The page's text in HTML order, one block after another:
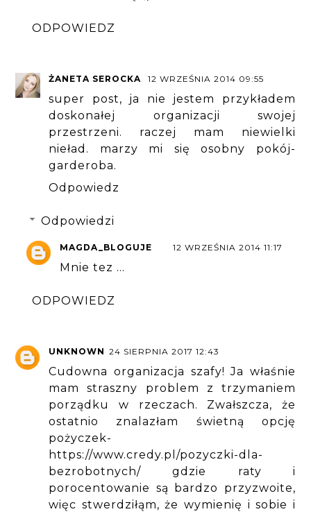
ODPOWIEDZ
ŻANETA SEROCKA 12 WRZEŚNIA 2014 09:55
super post, ja nie jestem przykładem
doskonałej organizacji swojej
przestrzeni. raczej mam niewielki
nieład. marzy mi się osobny pokój-
garderoba.
Odpowiedz
Odpowiedzi
MAGDA_BLOGUJE 12 WRZEŚNIA 2014 11:17
Mnie tez ...
ODPOWIEDZ
UNKNOWN 24 SIERPNIA 2017 12:43
Cudowna organizacja szafy! Ja właśnie
mam straszny problem z trzymaniem
porządku w rzeczach. Zwałszcza, że
ostatnio znalazłam świetną opcję
pożyczek-
https://www.credy.pl/pozyczki-dla-
bezrobotnych/gdzie raty i
porocentowanie są bardzo przyzwoite,
więc stwerdziłąm, że wymienię i sobie i